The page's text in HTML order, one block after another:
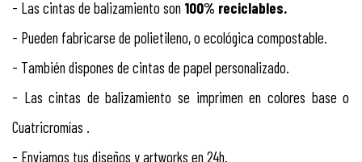
- Las cintas de balizamiento son 100% reciclables.
- Pueden fabricarse de polietileno, o ecológica compostable.
- También dispones de cintas de papel personalizado.
- Las cintas de balizamiento se imprimen en colores base o
Cuatricromías .
- Enviamos tus diseños y artworks en 24h.